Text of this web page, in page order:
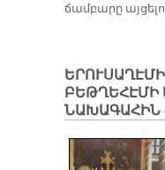
ճամբարը
ԲԵԹՂԵՀԷՄԻ
ՆԱԽԱԳԱՀԻՆ